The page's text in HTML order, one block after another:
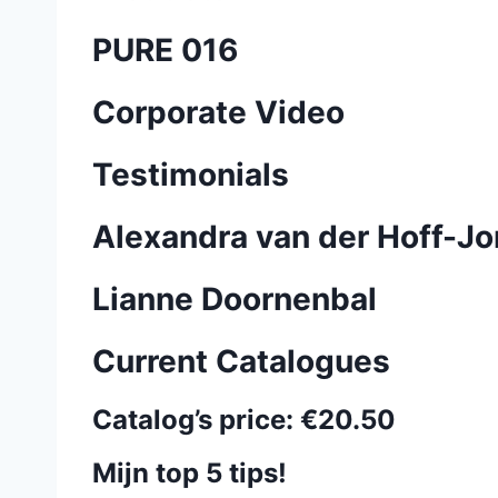
PURE 016
Corporate Video
Testimonials
Alexandra van der Hoff-
Lianne Doornenbal
Current Catalogues
Catalog’s price: €20.50
Mijn top 5 tips!